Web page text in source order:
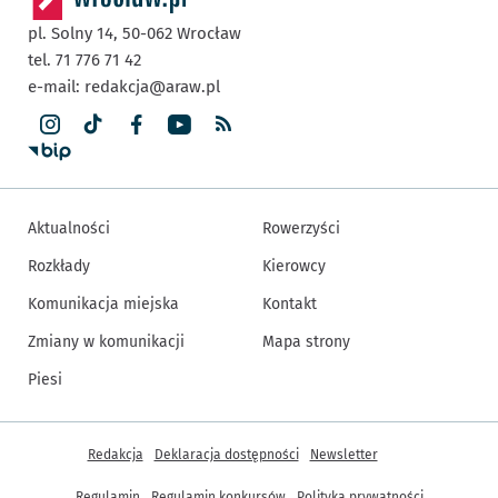
pl. Solny 14, 50-062 Wrocław
tel. 71 776 71 42
e-mail: redakcja@araw.pl
Aktualności
Rozkłady
Komunikacja miejska
Zmiany w komunikacji
Piesi
Rowerzyści
Kierowcy
Kontakt
Mapa strony
Inne informacje
Redakcja Deklaracja dostępności Newsletter